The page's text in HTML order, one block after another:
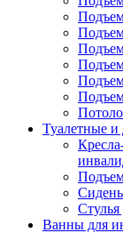
Туалетные
Ванны для